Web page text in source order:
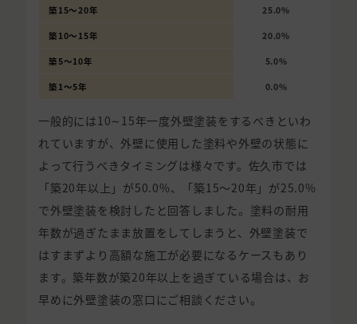
築15〜20年 25.0%
築10〜15年 20.0%
築5〜10年 5.0%
築1〜5年 0.0%
一般的には10∼15年一度外壁塗装をするべきといわ
れていますが、外壁に使用した塗料や外壁の状態に
よって行うべきタイミングは様々です。佐久市では
「築20年以上」が50.0%、「築15〜20年」が25.0%
で外壁塗装を検討したと回答しました。塗料の耐用
年数が過ぎたまま放置をしてしまうと、外壁塗装で
はすまずより高額な施工が必要になるケースもあり
ます。築年数が築20年以上を過ぎている場合は、お
早めに外壁塗装の窓口にご相談ください。